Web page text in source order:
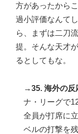
方があったから
過小評価なんて
ら、まずは二刀
提。そんな天才
るとしてもな。
→35. 海外の反
ナ・リーグで
全員が打席に
ベルの打撃を